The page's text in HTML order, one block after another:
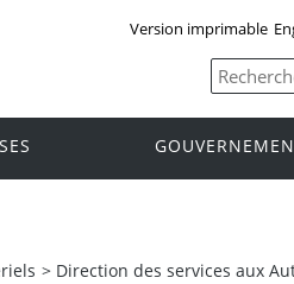
Version imprimable
> Direction des services aux